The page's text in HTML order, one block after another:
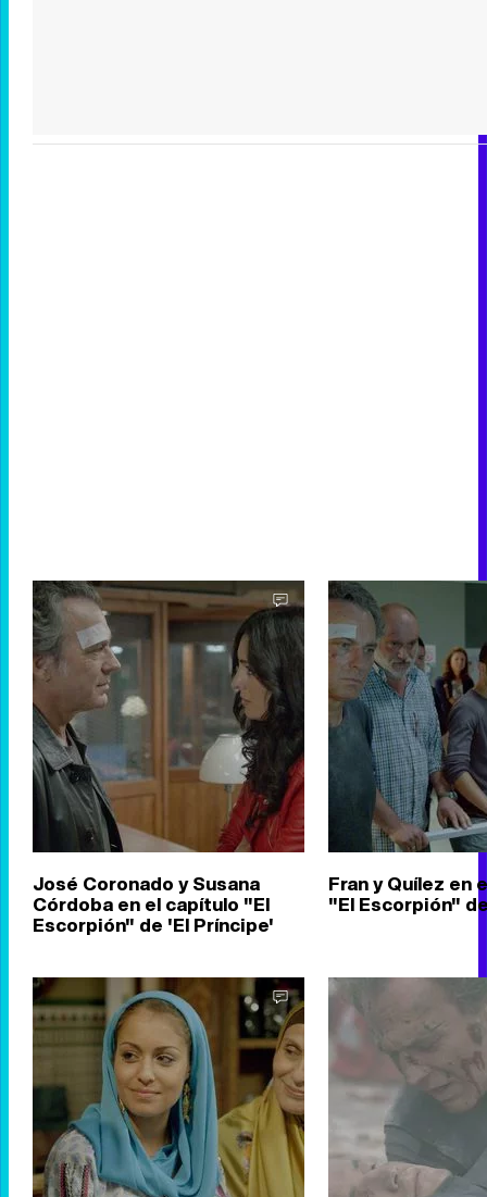
José Coronado y Susana
Córdoba en el capítulo "El
Escorpión" de 'El Príncipe'
Fran y Quílez en
"El Escorpión"